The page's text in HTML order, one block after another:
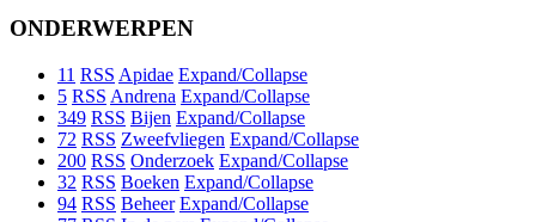
ONDERWERPEN
11 RSS Apidae Expand/Collapse
5 RSS Andrena Expand/Collapse
349 RSS Bijen Expand/Collapse
72 RSS Zweefvliegen Expand/Collapse
200 RSS Onderzoek Expand/Collapse
32 RSS Boeken Expand/Collapse
94 RSS Beheer Expand/Collapse